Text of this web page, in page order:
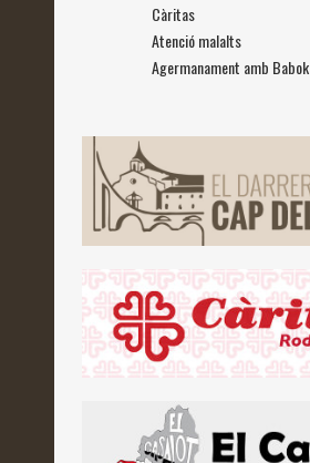
Càritas
Atenció malalts
Agermanament amb Babok